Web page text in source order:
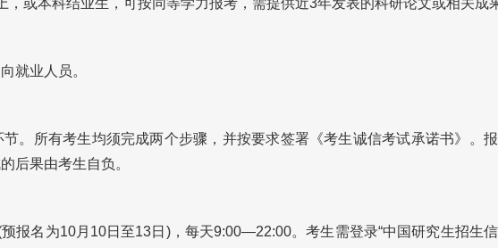
就业人员。
所有考生均须完成两个步骤，并按要求签署《考生诚信考试承诺书》。
后果由考生自负。
名为10月10日至13日)，每天9:00—22:00。考生需登录“中国研究生招生